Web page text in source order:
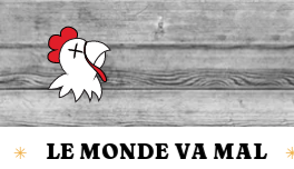
Accueil
LE MONDE VA MAL ✳